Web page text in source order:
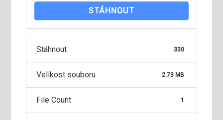
STÁHNOUT
Stáhnout 330
Velikost souboru 2.73 MB
File Count 1